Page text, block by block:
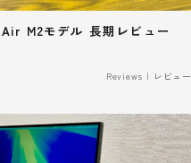
M2モデル 長期レビュー
Reviews | レビュー